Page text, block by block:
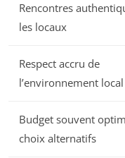
Rencontres
les locaux
Respect accru de
l’environnement local
Budget souvent
choix alternatifs